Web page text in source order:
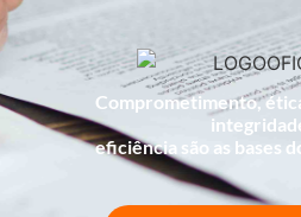
Comprometimento,
eficiência são as bases